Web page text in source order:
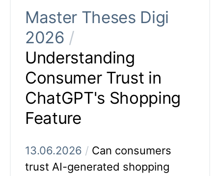
Master Theses Digi
2026 /
Understanding
Consumer Trust in
ChatGPT's Shopping
Feature
13.06.2026 / Can consumers
trust AI-generated shopping